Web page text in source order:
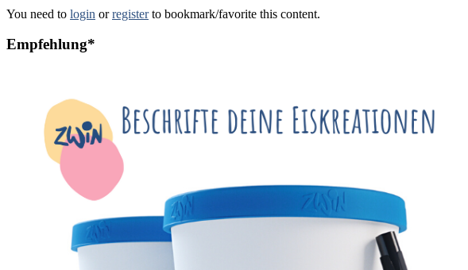
You need to login orregisterto bookmark/favorite this content.
Empfehlung*